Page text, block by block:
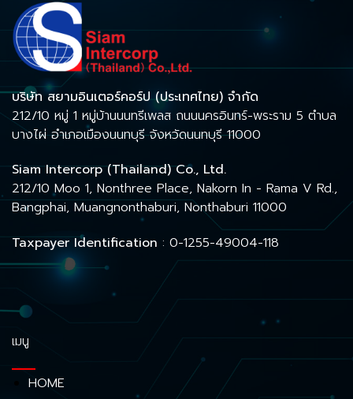
บริษัท สยามอินเตอร์คอร์ป (ประเทศไทย) จำกัด
212/10 หมู่ 1 หมู่บ้านนนทรีเพลส ถนนนครอินทร์-พระราม 5 ตำบล
บางไผ่ อำเภอเมืองนนทบุรี จังหวัดนนทบุรี 11000
Siam Intercorp (Thailand) Co., Ltd.
212/10 Moo 1, Nonthree Place, Nakorn In - Rama V Rd.,
Bangphai, Muangnonthaburi, Nonthaburi 11000
Taxpayer Identification : 0-1255-49004-118
เมนู
HOME